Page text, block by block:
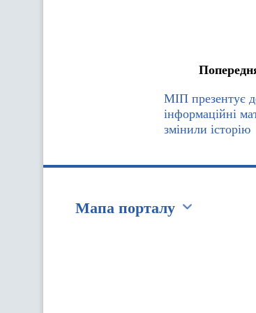
МІП презентує
інформаційні
змінили історію
Мапа порталу